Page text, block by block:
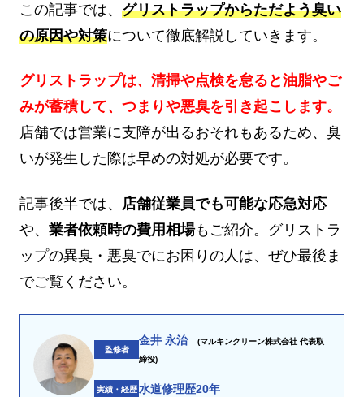
この記事では、 グリストラップからただよう臭い
の原因や対策について徹底解説していきます。
グリストラップは、清掃や点検を怠ると油脂やご
みが蓄積して、つまりや悪臭を引き起こします。
店舗では営業に支障が出るおそれもあるため、臭
いが発生した際は早めの対処が必要です。
記事後半では、 店舗従業員でも可能な応急対応
や、 業者依頼時の費用相場もご紹介。グリストラ
ップの異臭・悪臭でにお困りの人は、ぜひ最後ま
でご覧ください。
監修者
金井 永治
(マルキンクリーン株式会社 代表取
締役)
実績・経歴 水道修理歴20年